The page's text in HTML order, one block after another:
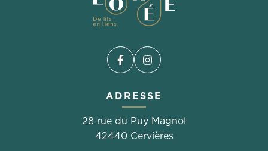
Facebook
(ouverture dans un nouvel
Instagram
(ouverture dans un
ADRESSE
28 rue du Puy Magnol
42440 Cervières